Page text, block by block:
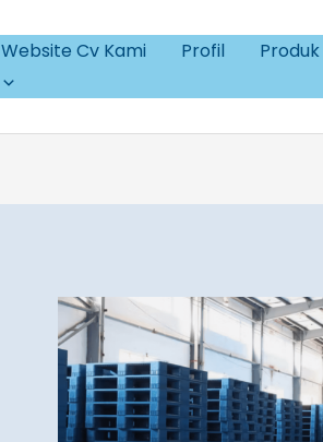
Website Cv Kami Profil Produk